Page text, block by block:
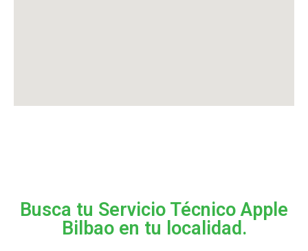
Busca tu Servicio Técnico Apple
Bilbao en tu localidad.